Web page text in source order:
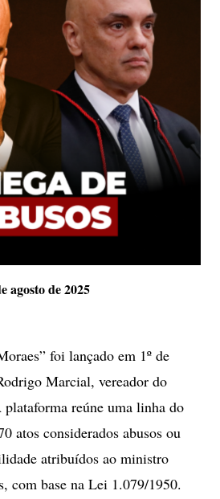
agosto de 2025
foi lançado em 1º de
Marcial, vereador do
reúne uma linha do
atos considerados abusos ou
atribuídos ao ministro
com base na Lei 1.079/1950.